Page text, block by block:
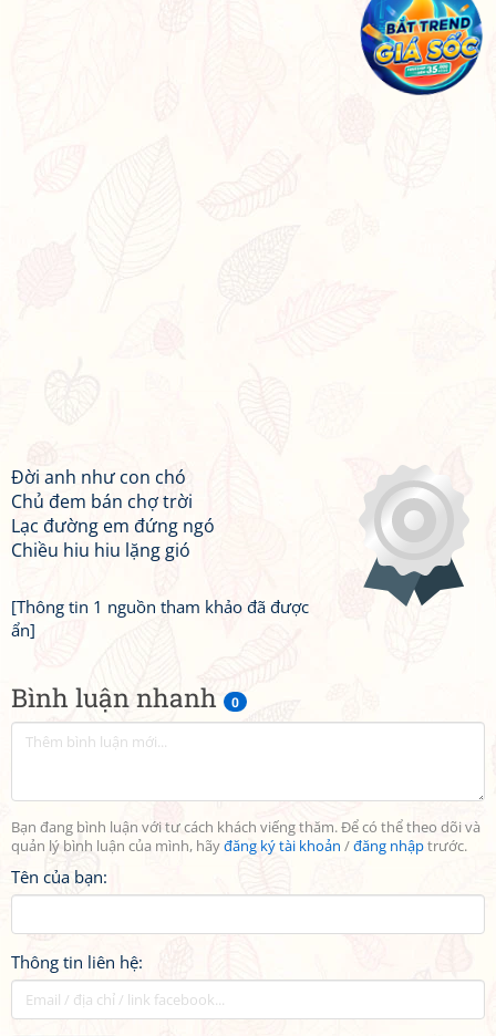
Bình luận nhanh 0
Bạn đang bình luận với tư cách khách viếng thăm. Để có thể theo dõi và
quản lý bình luận của mình, hãyđăng ký tài khoản /đăng nhậptrước.
Tên của bạn:
Thông tin liên hệ:
Đời anh như con chó
Chủ đem bán chợ trời
Lạc đường em đứng ngó
Chiều hiu hiu lặng gió
[Thông tin 1 nguồn tham khảo đã được
ẩn]